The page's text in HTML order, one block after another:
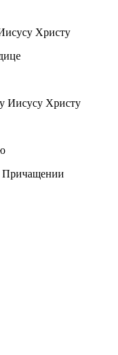
Христу
Иисусу Христу
Причащении